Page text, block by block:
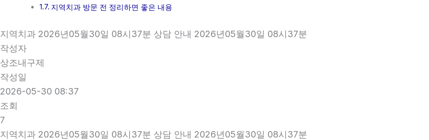
지역치과 방문 전 정리하면 좋은 내용
지역치과 2026년05월30일 08시37분 상담 안내 2026년05월30일 08시37분
작성자
상조내구제
작성일
2026-05-30 08:37
조회
7
지역치과 2026년05월30일 08시37분 상담 안내 2026년05월30일 08시37분